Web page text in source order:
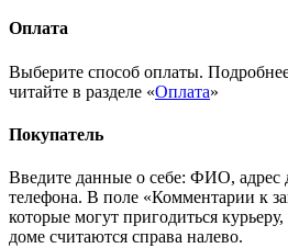
Оплата
Выберите способ оплаты.
читайте в разделе «Оплата»
Покупатель
Введите данные о себе: ФИО, адрес
телефона. В поле «Комментарии к
которые могут пригодиться
доме считаются справа налево.